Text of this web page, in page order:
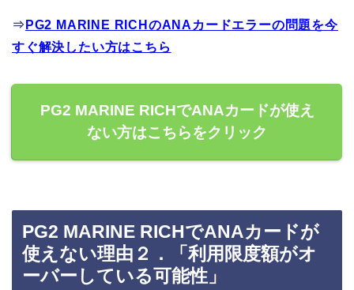
⇒ PG2 MARINE RICHのANAカードエラーの問題を今
すぐ解決したい方はこちら
PG2 MARINE RICHでANAカードが使え
ない方はこちらをクリック
PG2 MARINE RICHでANAカードが
使えない理由２．「利用限度額がオ
ーバーしている可能性」